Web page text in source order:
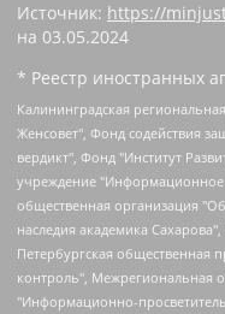
Источник: https://
на 03.05.2024
* Реестр иностранных
Калининградская региональная общественная организация "Экозащита!-Женсовет", Фонд содействия защите прав и свобод граждан "Общественный вердикт", Фонд "Институт Развития Свободы Информации", Частное учреждение "Информационное агентство МЕМО. РУ", Региональная общественная организация "Общественная комиссия по сохранению наследия академика Сахарова", Фонд поддержки свободы прессы, Санкт-Петербургская общественная правозащитная организация "Гражданский контроль", Межрегиональная общественная организация "Информационно-просветительский центр "Мемориал", Региональный Фонд "Центр Защиты Прав Средств Массовой Информации", с 05.12.2023 Фонд "Центр Защиты Прав Средств массовой информации", Региональная общественная благотворительная организация помощи беженцам и мигрантам "Гражданское содействие", Негосударственное образовательное учреждение дополнительного профессионального образования (повышение квалификации) специалистов "АКАДЕМИЯ ПО ПРАВАМ ЧЕЛОВЕКА", Свердловская региональная общественная организация "Сутяжник", Автономная некоммерческая организация "Центр независимых социологических исследований", Союз общественных объединений "Российский исследовательский центр по правам человека", Региональное общественное учреждение научно-информационный центр "МЕМОРИАЛ", Некоммерческая организация "Фонд защиты гласности", Автономная некоммерческая организация "Институт прав человека", Городская общественная организация "Екатеринбургское общество "МЕМОРИАЛ", Городская общественная организация "Рязанское историко-просветительское и правозащитное общество "Мемориал" (Рязанский Мемориал), Челябинский региональный орган общественной самодеятельности – женское общественное объединение "Женщины Евразии", Челябинский региональный орган общественной самодеятельности "Уральская правозащитная группа", Фонд содействия защите здоровья и социальной справедливости имени Андрея Рылькова, Автономная Некоммерческая Организация "Аналитический Центр Юрия Левады", Автономная некоммерческая организация социальной поддержки населения "Проект Апрель", Региональная общественная организация помощи женщинам и детям, находящимся в кризисной ситуации "Информационно-методический центр "Анна", Фонд содействия развитию массовых коммуникаций и правовому просвещению "Так-так-Так", Фонд содействия устойчивому развитию "Серебряная тайга", Свердловский региональный общественный фонд социальных проектов "Новое время", "Idel.Реалии", Кавказ.Реалии, Крым.Реалии, Телеканал Настоящее Время, Татаро-башкирская служба Радио Свобода (Azatliq Radiosi), Радио Свободная Европа/Радио Свобода (PCE/PC), "Сибирь.Реалии", "Фактограф", Благотворительный фонд помощи осужденным и их семьям, Автономная некоммерческая организация "Институт глобализации и социальных движений", Фонд "В защиту прав заключенных", Частное учреждение "Центр поддержки и содействия развитию средств массовой информации", Пензенский региональный общественный благотворительный фонд "Гражданский союз", "Север.Реалии", Некоммерческая организация Фонд "Правовая инициатива", Общество с ограниченной ответственностью "Радио Свободная Европа/Радио Свобода", Чешское информационное агентство "MEDIUM-ORIENT", Красноярская региональная общественная организация "Мы против СПИДа", Камалягин Денис Николаевич, Маркелов Сергей Евгеньевич, Пономарев Лев Александрович, Савицкая Людмила Алексеевна, Автономная некоммерческая организация "Центр по работе с проблемой насилия "НАСИЛИЮ.НЕТ", Межрегиональный профессиональный союз работников здравоохранения "Альянс врачей", Юридическое лицо, зарегистрированное в Латвийской Республике, SIA "Medusa Project" (регистрационный номер 40103797863, дата регистрации 10.06.2014), Некоммерческая организация "Фонд по борьбе с коррупцией", Автономная некоммерческая организация "Институт права и публичной политики", Баданин Роман Сергеевич, Гликин Максим Александрович, Железнова Мария Михайловна, Лукьянова Юлия Сергеевна, Маетная Елизавета Витальевна, Маняхин Петр Борисович, Чуракова Ольга Владимировна, Ярош Юлия Петровна, Юридическое лицо "The Insider SIA", зарегистрированное в Риге, Латвийская Республика (дата регистрации 26.06.2015), являющееся